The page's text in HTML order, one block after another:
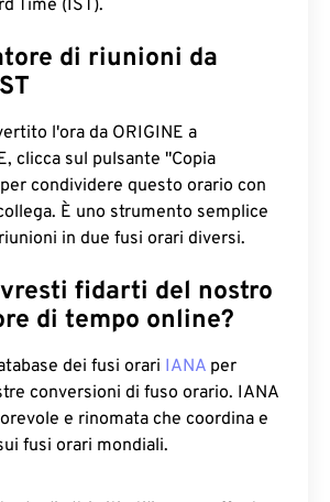
Time (IST).
di riunioni da
l'ora da ORIGINE a
clicca sul pulsante "Copia
condividere questo orario con
È uno strumento semplice
in due fusi orari diversi.
fidarti del nostro
di tempo online?
dei fusi orari IANA per
conversioni di fuso orario. IANA
e rinomata che coordina e
fusi orari mondiali.